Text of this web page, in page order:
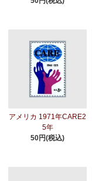
アメリカ 1971年CARE2
5年
50円(税込)